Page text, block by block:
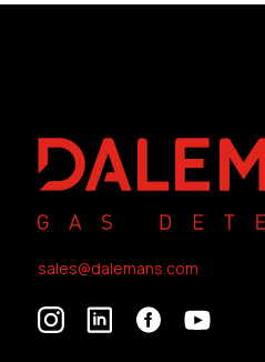
sales@dalemans.com